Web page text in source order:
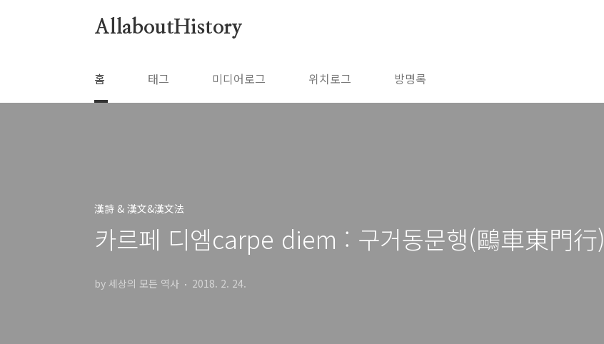
AllaboutHistory
홈 태그 미디어로그 위치로그 방명록
漢詩 & 漢文&漢文法
카르페 디엠carpe diem : 구거동문행(鷗車東門行)
by 세상의 모든 역사 2018. 2. 24.